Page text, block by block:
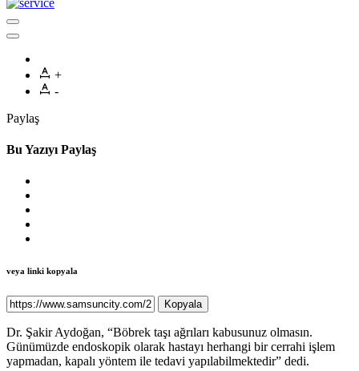
+
-
Paylaş
Bu Yazıyı Paylaş
veya linki kopyala
Kopyala
Dr. Şakir Aydoğan, “Böbrek taşı ağrıları kabusunuz olmasın.
Günümüzde endoskopik olarak hastayı herhangi bir cerrahi işlem
yapmadan, kapalı yöntem ile tedavi yapılabilmektedir” dedi.